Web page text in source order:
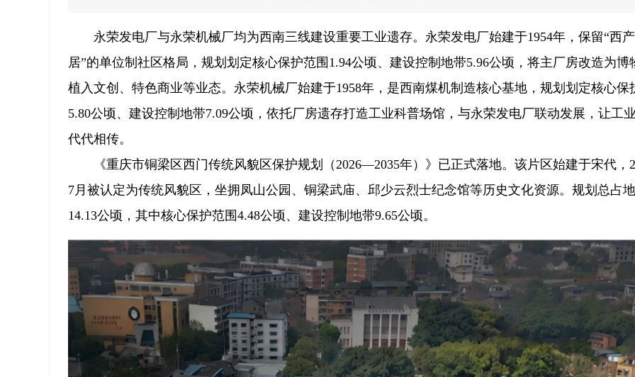
永荣发电厂与永荣机械厂均为西南三线建设重要工业遗存。永荣发电厂始建于1954年，保留“西
居”的单位制社区格局，规划划定核心保护范围1.94公顷、建设控制地带5.96公顷，将主厂房改造为博
植入文创、特色商业等业态。永荣机械厂始建于1958年，是西南煤机制造核心基地，规划划定核心保
5.80公顷、建设控制地带7.09公顷，依托厂房遗存打造工业科普场馆，与永荣发电厂联动发展，让工
代代相传。
《重庆市铜梁区西门传统风貌区保护规划（2026—2035年）》已正式落地。该片区始建于宋代，
7月被认定为传统风貌区，坐拥凤山公园、铜梁武庙、邱少云烈士纪念馆等历史文化资源。规划总占
14.13公顷，其中核心保护范围4.48公顷、建设控制地带9.65公顷。